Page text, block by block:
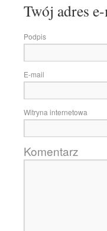
Twój adres
Podpis
E-mail
Witryna internetowa
Komentarz